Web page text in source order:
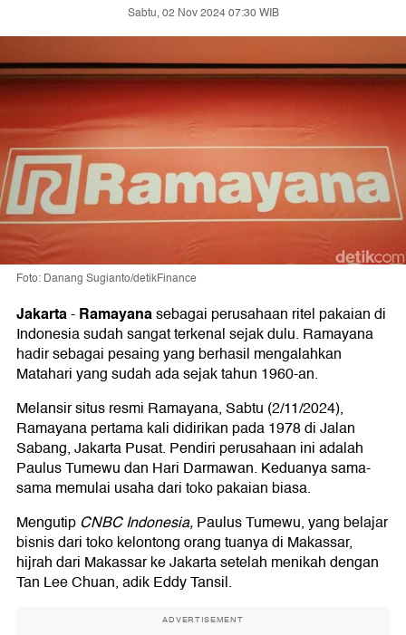
Sabtu, 02 Nov 2024 07:30 WIB
Foto: Danang Sugianto/detikFinance
Jakarta-Ramayanasebagai perusahaan ritel pakaian di
Indonesia sudah sangat terkenal sejak dulu. Ramayana
hadir sebagai pesaing yang berhasil mengalahkan
Matahari yang sudah ada sejak tahun 1960-an.
Melansir situs resmi Ramayana, Sabtu (2/11/2024),
Ramayana pertama kali didirikan pada 1978 di Jalan
Sabang, Jakarta Pusat. Pendiri perusahaan ini adalah
Paulus Tumewu dan Hari Darmawan. Keduanya sama-
sama memulai usaha dari toko pakaian biasa.
MengutipCNBC Indonesia,Paulus Tumewu, yang belajar
bisnis dari toko kelontong orang tuanya di Makassar,
hijrah dari Makassar ke Jakarta setelah menikah dengan
Tan Lee Chuan, adik Eddy Tansil.
ADVERTISEMENT